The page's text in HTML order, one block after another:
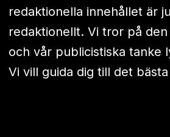
redaktionella innehållet är
redaktionellt. Vi tror på
och vår publicistiska tanke
Vi vill guida dig till det